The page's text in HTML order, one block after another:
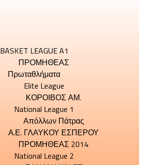
BASKET LEAGUE A1
ΠΡΟΜΗΘΕΑΣ
Πρωταθλήματα
Elite League
ΚΟΡΟΙΒΟΣ ΑΜ.
National League 1
Απόλλων Πάτρας
Α.Ε. ΓΛΑΥΚΟΥ ΕΣΠΕΡΟΥ
ΠΡΟΜΗΘΕΑΣ 2014
National League 2